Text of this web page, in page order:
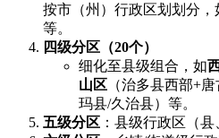
按市（州）行政区划划分
等。
​四级分区（20个）​
细化至县级组合，如​
山区​ （治多县西部+唐
玛县/久治县）等。
​五级分区​ ：县级行政区（